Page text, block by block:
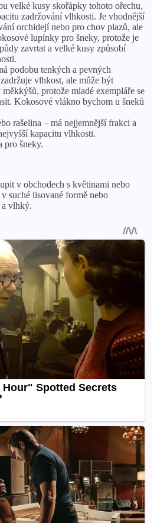
velké kusy skořápky tohoto ořechu,
zadržování vlhkosti. Je vhodnější
orchidejí nebo pro chov plazů, ale
lupínky pro šneky, protože je
zavrtat a velké kusy způsobí
podobu tenkých a pevných
vlhkost, ale může být
protože mladé exempláře se
Kokosové vlákno bychom u šneků
rašelina – má nejjemnější frakci a
kapacitu vlhkosti.
pro šneky.
v obchodech s květinami nebo
suché lisované formě nebo
vlhký.